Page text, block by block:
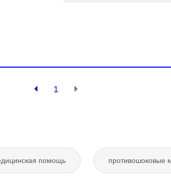
1
помощь противошоковые